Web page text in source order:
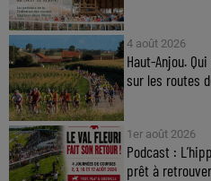
4 août 2026
Haut-Anjou.
sur les routes
1er août 2026
Podcast :
prêt à